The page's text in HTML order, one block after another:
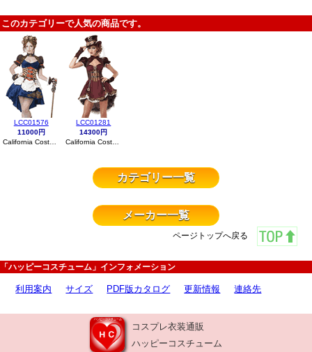
このカテゴリーで人気の商品です。
LCC01576
11000円
California Costumes
LCC01281
14300円
California Costumes
カテゴリー一覧
メーカー一覧
ページトップへ戻る
「ハッピーコスチューム」インフォメーション
利用案内 サイズ PDF版カタログ 更新情報 連絡先
コスプレ衣装通販
ハッピーコスチューム